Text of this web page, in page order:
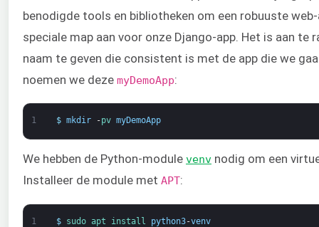
benodigde tools en bibliotheken om een robuuste
speciale map aan voor onze Django-app. Het is aan te
naam te geven die consistent is met de app die we
noemen we deze myDemoApp:
1 $ mkdir -pv myDemoApp
We hebben de Python-module venv nodig om een
Installeer de module met APT:
1 $ sudo apt install python3-venv